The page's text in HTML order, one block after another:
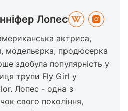
Лопес
актриса,
модельєрка, продюсерка
здобула популярність у
трупи Fly Girl у
Лопес - одна з
свого покоління,